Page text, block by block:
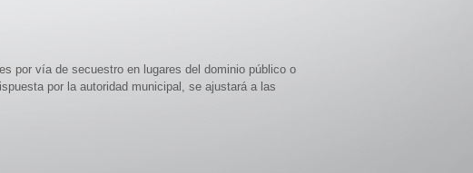
por vía de secuestro en lugares del dominio público o
por la autoridad municipal, se ajustará a las